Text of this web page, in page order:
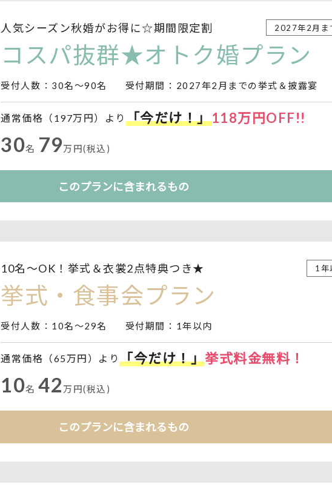
人気シーズン秋婚がお得に☆期間限定割
コスパ抜群★オトク婚プラン
2027年2月ま
受付人数 ：30名～90名 受付期間 ：2027年2月までの挙式＆披露宴
通常価格（197万円）より 「今だけ！」118万円OFF!!
30名 79万円(税込)
このプランに含まれるもの
10名～OK！挙式＆衣裳2点特典つき★
挙式・食事会プラン
1年
受付人数 ：10名～29名 受付期間 ：1年以内
通常価格（65万円）より 「今だけ！」挙式料金無料！
10名 42 万円(税込)
このプランに含まれるもの